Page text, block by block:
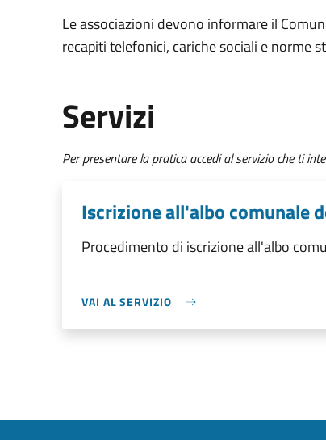
Le associazioni devono informare il
recapiti telefonici, cariche sociali e norme
Servizi
Per presentare la pratica accedi al servizio che ti
Iscrizione all'albo comunale
Procedimento di iscrizione all'albo
VAI AL SERVIZIO